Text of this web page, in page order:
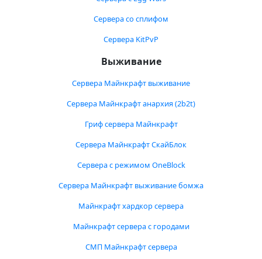
Сервера со сплифом
Сервера KitPvP
Выживание
Сервера Майнкрафт выживание
Сервера Майнкрафт анархия (2b2t)
Гриф сервера Майнкрафт
Сервера Майнкрафт СкайБлок
Сервера с режимом OneBlock
Сервера Майнкрафт выживание бомжа
Майнкрафт хардкор сервера
Майнкрафт сервера с городами
СМП Майнкрафт сервера